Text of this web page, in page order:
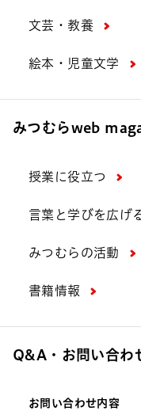
文芸・教養
絵本・児童文学
みつむらweb
授業に役立つ
言葉と学びを広げ
みつむらの活動
書籍情報
Q&A・お問い合わ
お問い合わせ内容